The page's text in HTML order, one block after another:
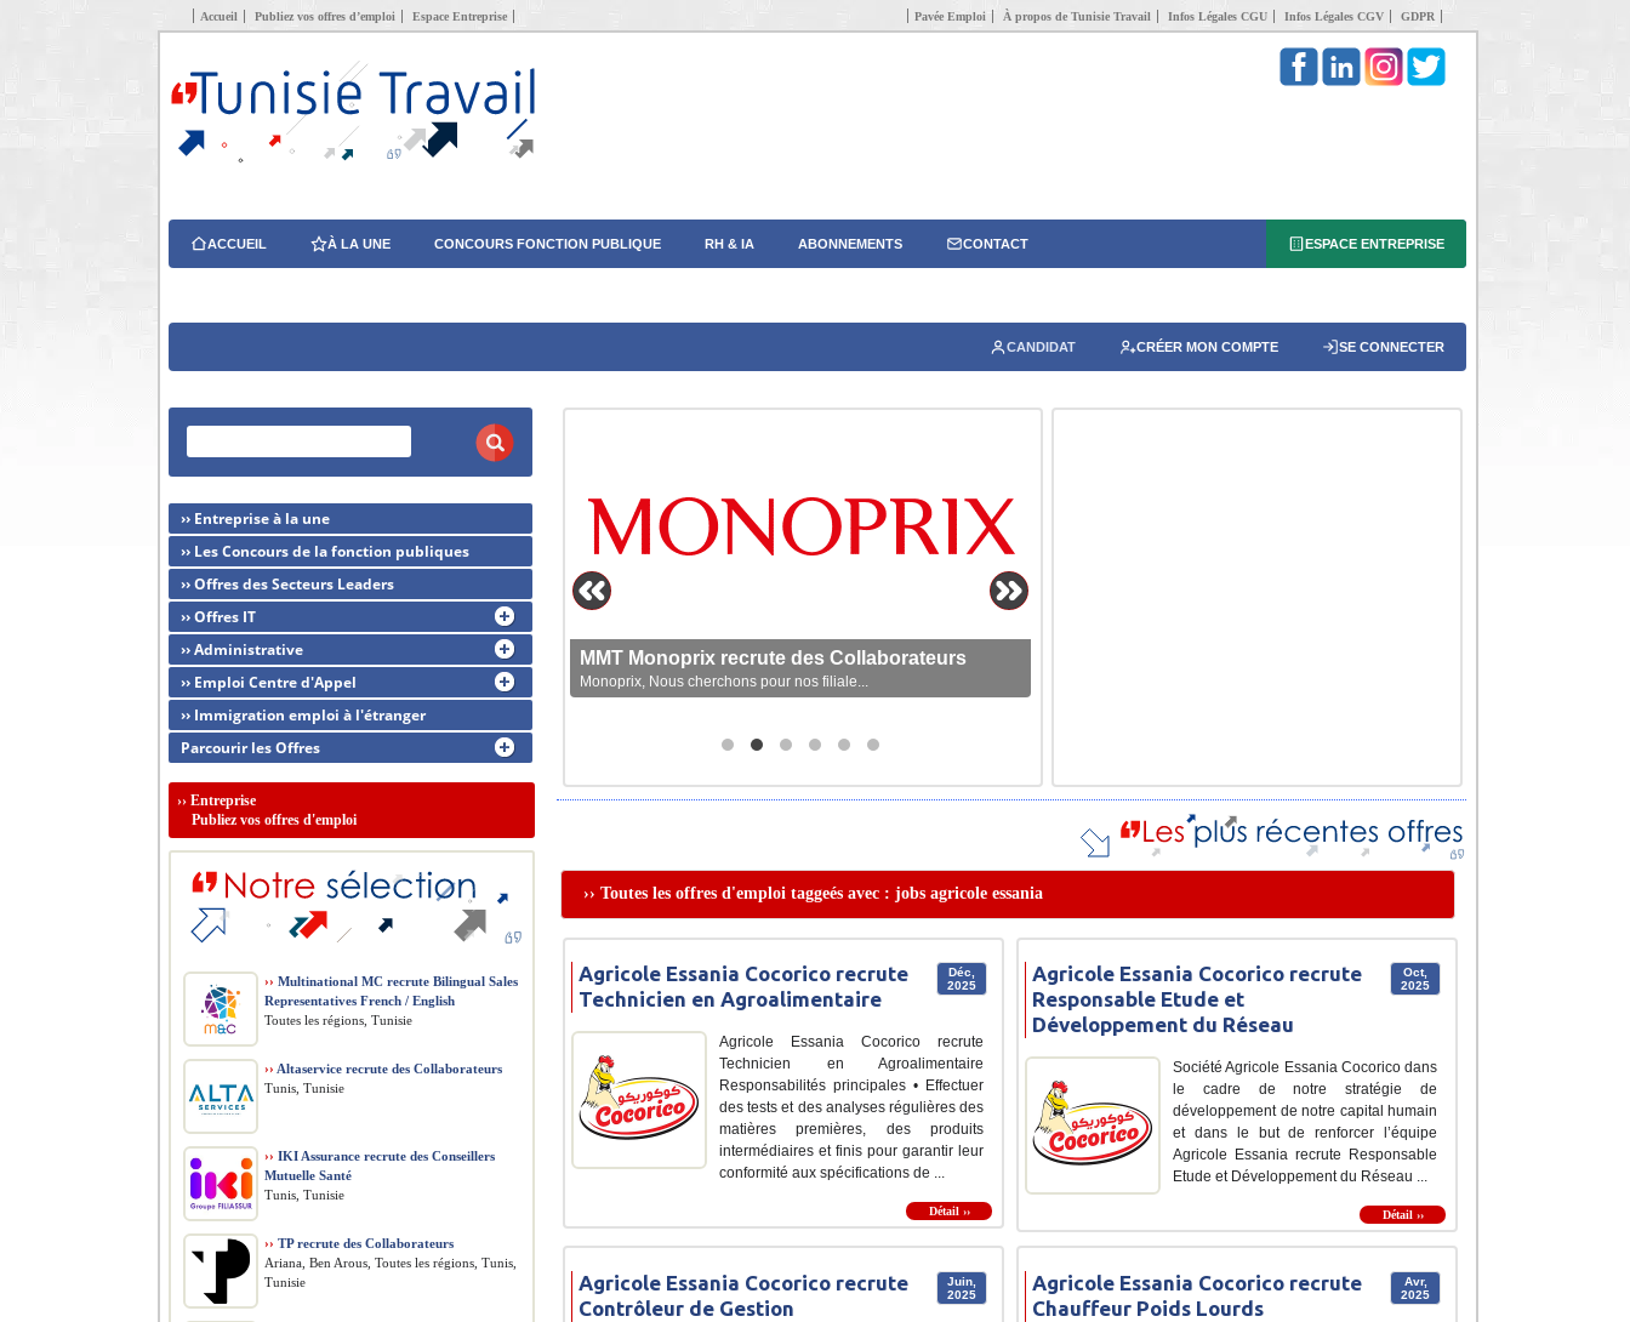
Accueil Publiez vos offres d’emploi Espace Entreprise Pavée Emploi À propos de Tunisie Travail Infos Légales CGU Infos Légales CGV GDPR
ACCUEIL À LA UNE CONCOURS FONCTION PUBLIQUE RH & IA ABONNEMENTS CONTACT ESPACE ENTREPRISE
CANDIDAT CRÉER MON COMPTE SE CONNECTER
MMT Monoprix recrute des Collaborateurs
Monoprix, Nous cherchons pour nos filiale...
›› Toutes les offres d'emploi taggeés avec : jobs agricole essania
Déc,
2025
Agricole Essania Cocorico recrute
Technicien en Agroalimentaire
Agricole Essania Cocorico recrute
Technicien en Agroalimentaire
Responsabilités principales • Effectuer
des tests et des analyses régulières des
matières premières, des produits
intermédiaires et finis pour garantir leur
conformité aux spécifications de ...
Détail ››
Oct,
2025
Agricole Essania Cocorico recrute
Responsable Etude et
Développement du Réseau
Société Agricole Essania Cocorico dans
le cadre de notre stratégie de
développement de notre capital humain
et dans le but de renforcer l’équipe
Agricole Essania recrute Responsable
Etude et Développement du Réseau ...
Détail ››
Juin,
2025
Agricole Essania Cocorico recrute
Contrôleur de Gestion
Avr,
2025
Agricole Essania Cocorico recrute
Chauffeur Poids Lourds
›› Entreprise à la une
›› Les Concours de la fonction publiques
›› Offres des Secteurs Leaders
›› Offres IT
›› Administrative
›› Emploi Centre d'Appel
›› Immigration emploi à l'étranger
Parcourir les Offres
›› Entreprise
Publiez vos offres d'emploi
›› Multinational MC recrute Bilingual Sales
Representatives French / English
Toutes les régions, Tunisie
›› Altaservice recrute des Collaborateurs
Tunis, Tunisie
›› IKI Assurance recrute des Conseillers
Mutuelle Santé
Tunis, Tunisie
›› TP recrute des Collaborateurs
Ariana, Ben Arous, Toutes les régions, Tunis,
Tunisie